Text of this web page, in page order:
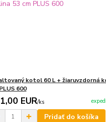
kotol 60 L + žiaruvzdorná
600
EUR/ks
Pridať do košíka